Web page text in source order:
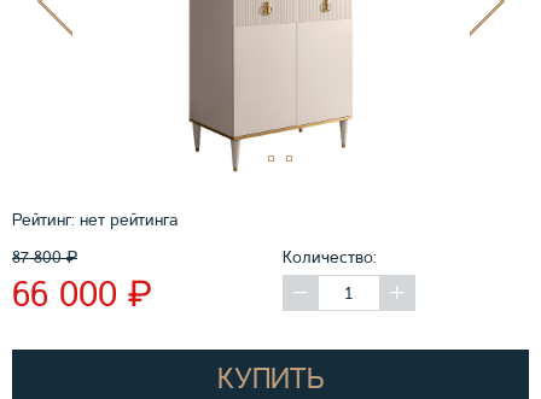
Рейтинг: нет рейтинга
87 800₽
66 000 ₽
Количество:
КУПИТЬ